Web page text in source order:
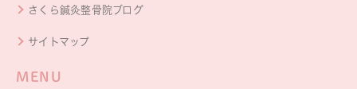
さくら鍼灸整骨院ブログ
サイトマップ
MENU